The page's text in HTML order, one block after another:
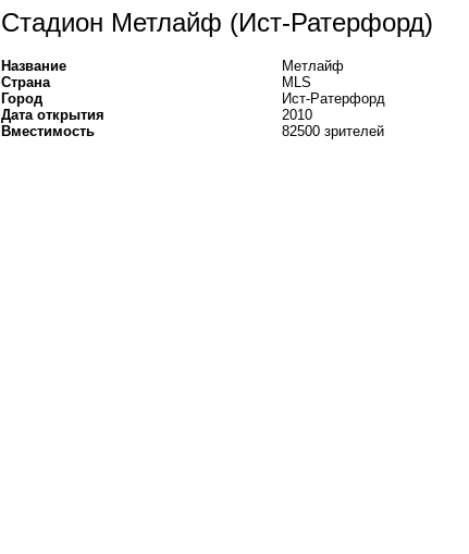
Стадион Метлайф (Ист-Ратерфорд)
Название
Метлайф
Страна
MLS
Город
Ист-Ратерфорд
Дата открытия
2010
Вместимость
82500 зрителей